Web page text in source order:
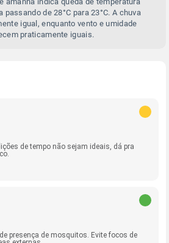
passando de 28°C para 23°C. A chuva
igual, enquanto vento e umidade
praticamente iguais.
de tempo não sejam ideais, dá pra
presença de mosquitos. Evite focos de